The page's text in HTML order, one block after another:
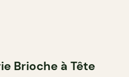
Brioche à Tête